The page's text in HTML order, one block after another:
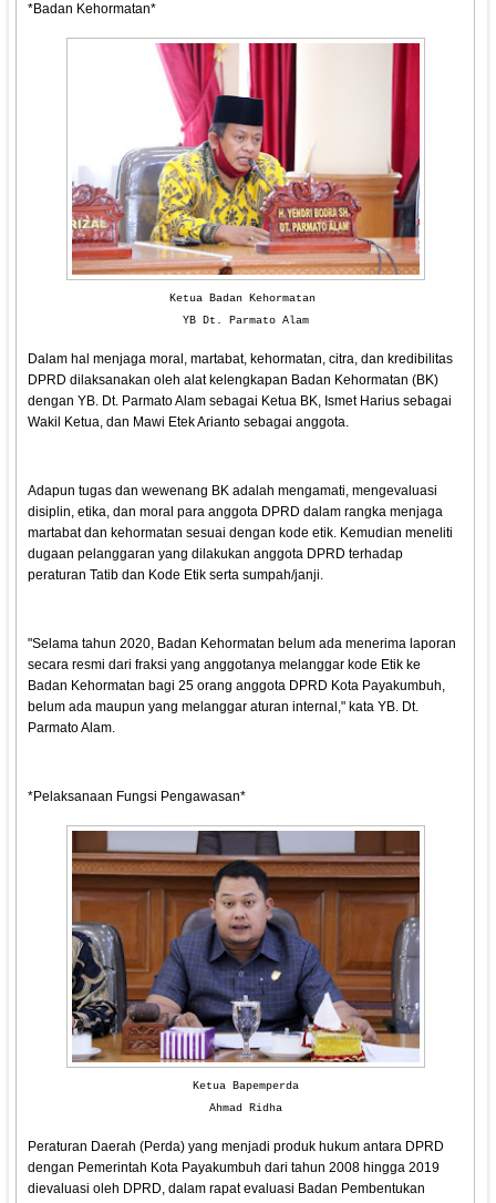
*Badan Kehormatan*
Ketua Badan Kehormatan
YB Dt. Parmato Alam
Dalam hal menjaga moral, martabat, kehormatan, citra, dan kredibilitas
DPRD dilaksanakan oleh alat kelengkapan Badan Kehormatan (BK)
dengan YB. Dt. Parmato Alam sebagai Ketua BK, Ismet Harius sebagai
Wakil Ketua, dan Mawi Etek Arianto sebagai anggota.
Adapun tugas dan wewenang BK adalah mengamati, mengevaluasi
disiplin, etika, dan moral para anggota DPRD dalam rangka menjaga
martabat dan kehormatan sesuai dengan kode etik. Kemudian meneliti
dugaan pelanggaran yang dilakukan anggota DPRD terhadap
peraturan Tatib dan Kode Etik serta sumpah/janji.
"Selama tahun 2020, Badan Kehormatan belum ada menerima laporan
secara resmi dari fraksi yang anggotanya melanggar kode Etik ke
Badan Kehormatan bagi 25 orang anggota DPRD Kota Payakumbuh,
belum ada maupun yang melanggar aturan internal," kata YB. Dt.
Parmato Alam.
*Pelaksanaan Fungsi Pengawasan*
Ketua Bapemperda
Ahmad Ridha
Peraturan Daerah (Perda) yang menjadi produk hukum antara DPRD
dengan Pemerintah Kota Payakumbuh dari tahun 2008 hingga 2019
dievaluasi oleh DPRD, dalam rapat evaluasi Badan Pembentukan